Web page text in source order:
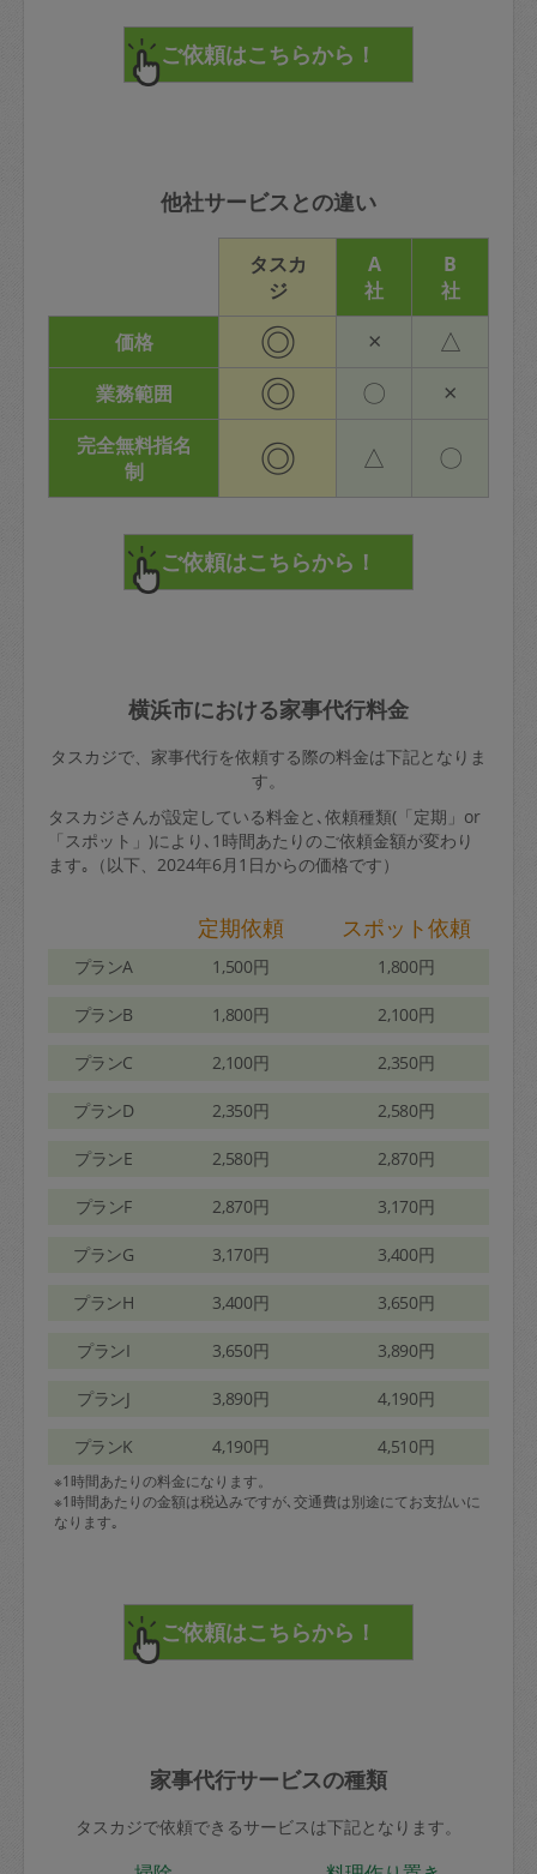
他社サービスとの違い
タスカ
ジ
A
社
B
社
価格
◎ × △
業務範囲 ◎ 〇 ×
完全無料指名
制
◎ △ 〇
横浜市における家事代行料金
タスカジで、家事代行を依頼する際の料金は下記となりま
す。
タスカジさんが設定している料金と､依頼種類(「定期」or
「スポット」)により､1時間あたりのご依頼金額が変わり
ます｡（以下、2024年6月1日からの価格です）
定期依頼 スポット依頼
プランA 1,500円 1,800円
プランB 1,800円 2,100円
プランC 2,100円 2,350円
プランD 2,350円 2,580円
プランE 2,580円 2,870円
プランF 2,870円 3,170円
プランG 3,170円 3,400円
プランH 3,400円 3,650円
プランI 3,650円 3,890円
プランJ 3,890円 4,190円
プランK 4,190円 4,510円
※1時間あたりの料金になります。
※1時間あたりの金額は税込みですが､交通費は別途にてお支払いに
なります｡
家事代行サービスの種類
タスカジで依頼できるサービスは下記となります。